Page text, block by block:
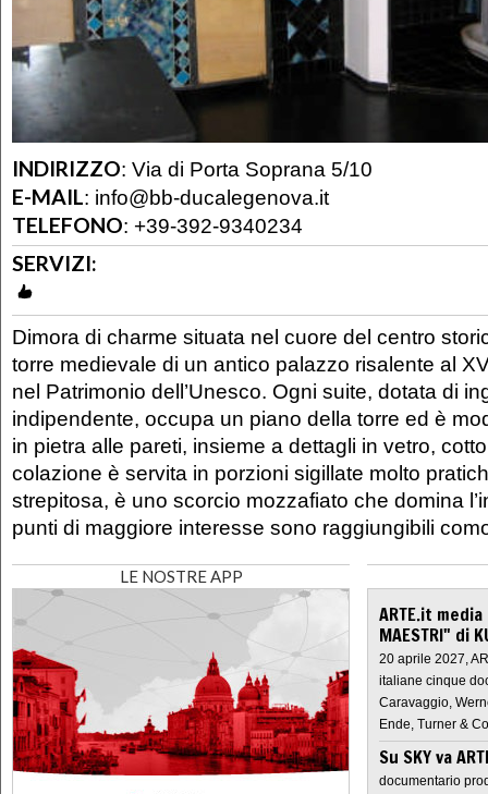
INDIRIZZO: Via di Porta Soprana 5/10
E-MAIL: info@bb-ducalegenova.it
TELEFONO: +39-392-9340234
SERVIZI:
Dimora di charme situata nel cuore del centro
torre medievale di un antico palazzo risalente al
nel Patrimonio dell’Unesco. Ogni suite, dotata di
indipendente, occupa un piano della torre ed è
in pietra alle pareti, insieme a dettagli in vetro,
colazione è servita in porzioni sigillate molto
strepitosa, è uno scorcio mozzafiato che domina
punti di maggiore interesse sono raggiungibili
LE NOSTRE APP
ARTE.it
MAESTRI" di
20 aprile 2027,
italiane cinque
Caravaggio,
Ende, Turner &
Su SKY va
documentario